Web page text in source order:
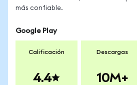
más confiable.
Google Play
Calificación
4.4
Descargas
10M+